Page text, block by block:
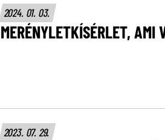
2024. 01. 03.
MERÉNYLETKÍSÉRLET, AMI
2023. 07. 29.